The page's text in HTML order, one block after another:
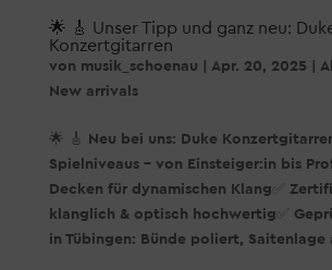
🌟 🎸 Unser Tipp und ganz neu:
Konzertgitarren
von musik_schoenau Apr. 20, 2025
New arrivals
🌟 🎸 Neu bei uns: Duke
Spielniveaus – von Einsteiger:in bis
Decken für dynamischen Klang✅
klanglich & optisch hochwertig✅
in Tübingen: Bünde poliert, Saitenlage